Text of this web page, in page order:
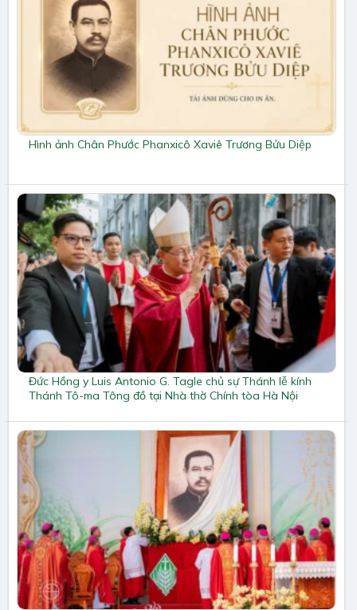
Hình ảnh Chân Phước Phanxicô Xaviê Trương Bửu Diệp
Đức Hồng y Luis Antonio G. Tagle chủ sự Thánh lễ kính
Thánh Tô-ma Tông đồ tại Nhà thờ Chính tòa Hà Nội